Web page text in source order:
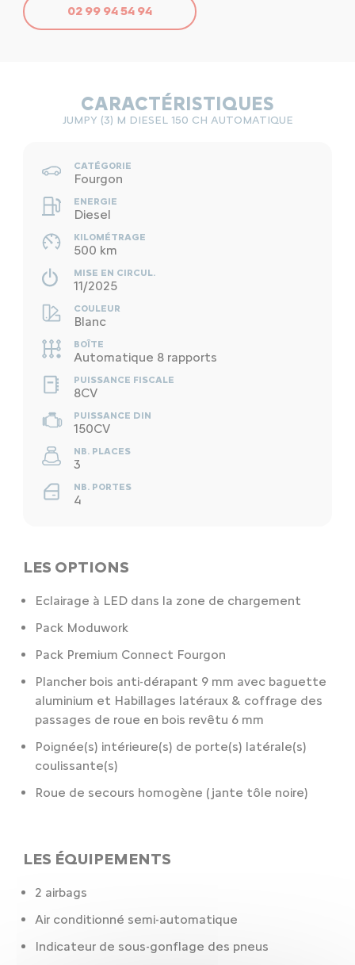
02 99 94 54 94
CARACTÉRISTIQUES
JUMPY (3) M DIESEL 150 CH AUTOMATIQUE
CATÉGORIE
Fourgon
ENERGIE
Diesel
KILOMÉTRAGE
500 km
MISE EN CIRCUL.
11/2025
COULEUR
Blanc
BOÎTE
Automatique 8 rapports
PUISSANCE FISCALE
8CV
PUISSANCE DIN
150CV
NB. PLACES
3
NB. PORTES
4
LES OPTIONS
Eclairage à LED dans la zone de chargement
Pack Moduwork
Pack Premium Connect Fourgon
Plancher bois anti-dérapant 9 mm avec baguette
aluminium et Habillages latéraux & coffrage des
passages de roue en bois revêtu 6 mm
Poignée(s) intérieure(s) de porte(s) latérale(s)
coulissante(s)
Roue de secours homogène (jante tôle noire)
LES ÉQUIPEMENTS
2 airbags
Air conditionné semi-automatique
Indicateur de sous-gonflage des pneus